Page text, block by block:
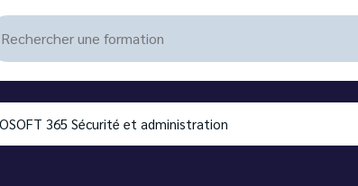
365 Sécurité et administration